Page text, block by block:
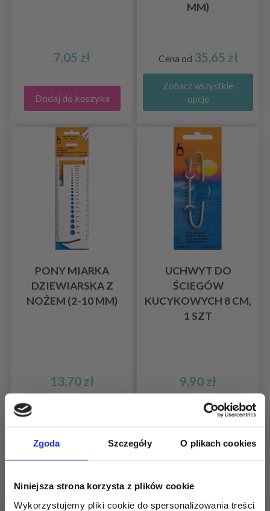
Zgoda Szczegóły O plikach cookies
Niniejsza strona korzysta z plików cookie
Wykorzystujemy pliki cookie do spersonalizowania treści
7,05 zł
Dodaj do koszyka
MM)
Cena od 35,65 zł
Zobacz wszystkie
opcje
PONY MIARKA
DZIEWIARSKA Z
NOŻEM (2-10 MM)
13,70 zł
UCHWYT DO
ŚCIEGÓW
KUCYKOWYCH 8 CM,
1 SZT
9,90 zł
Dodaj do koszyka